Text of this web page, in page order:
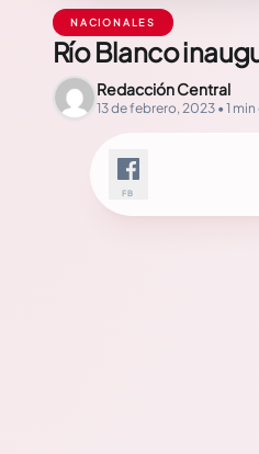
NACIONALES
Río Blanco
Redacción Central
13 de febrero, 2023 • 1
FB